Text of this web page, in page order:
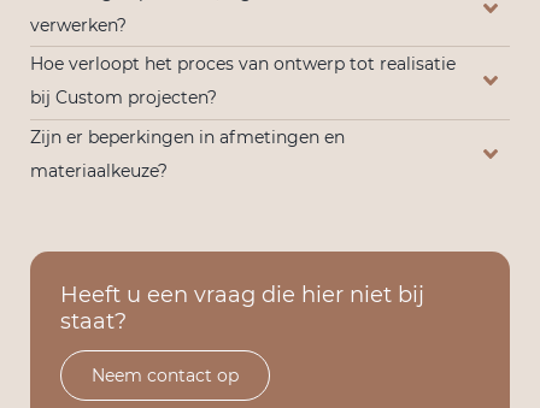
verwerken?
Hoe verloopt het proces van ontwerp tot realisatie
bij Custom projecten?
Zijn er beperkingen in afmetingen en
materiaalkeuze?
Heeft u een vraag die hier niet bij
staat?
Neem contact op